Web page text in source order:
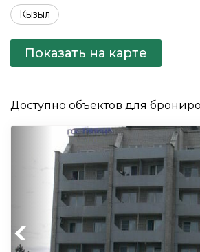
Кызыл
Показать на карте
Доступно объектов для
Previous